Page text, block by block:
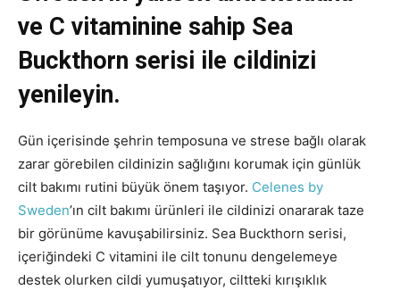
ve C vitaminine sahip Sea
Buckthorn serisi ile cildinizi
yenileyin.
Gün içerisinde şehrin temposuna ve strese bağlı olarak
zarar görebilen cildinizin sağlığını korumak için günlük
cilt bakımı rutini büyük önem taşıyor. Celenes by
Sweden’ın cilt bakımı ürünleri ile cildinizi onararak taze
bir görünüme kavuşabilirsiniz. Sea Buckthorn serisi,
içeriğindeki C vitamini ile cilt tonunu dengelemeye
destek olurken cildi yumuşatıyor, ciltteki kırışıklık